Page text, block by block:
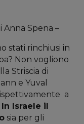
Anna Spena –
stati rinchiusi in
Non vogliono
Striscia di
e Yuval
a
In Israele il
sia per gli